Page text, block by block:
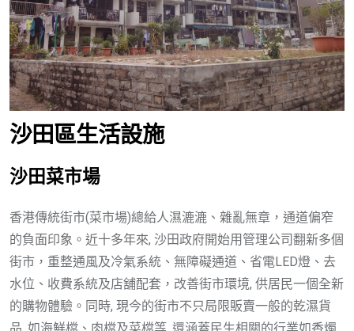
沙田區生活設施
沙田菜市場
香港傳統街市(菜市場)總給人濕漉漉、雜亂無章，通道偏窄
的負面印象。近十多年來, 沙田政府開始用管理公司翻新多個
街市，重整通風及冷氣系統、無障礙通道、省電LED燈、去
水位、收費系統及店舖配套，改善街市環境, 供居民一個全新
的購物體驗。同時, 現今的街市不只局限販賣一般的乾濕貨